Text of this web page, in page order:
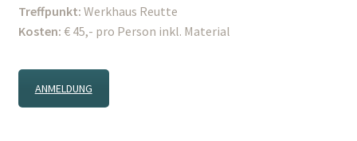
Treffpunkt: Werkhaus Reutte
Kosten: € 45,- pro Person inkl. Material
ANMELDUNG